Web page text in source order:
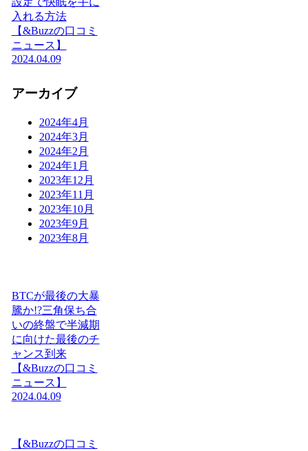
入れる方法
【&Buzzの口コミ
ニュース】
2024.04.09
アーカイブ
2024年4月
2024年3月
2024年2月
2024年1月
2023年12月
2023年11月
2023年10月
2023年9月
2023年8月
BTCが最後の大暴
騰か!?三角保ち合
いの終盤で半減期
に向けた最後のチ
ャンス到来
【&Buzzの口コミ
ニュース】
2024.04.09
【&Buzzの口コミ